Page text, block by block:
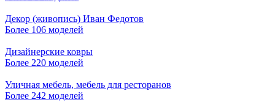
Декор (живопись) Иван Федотов
Более 106 моделей
Дизайнерские ковры
Более 220 моделей
Уличная мебель, мебель для ресторанов
Более 242 моделей